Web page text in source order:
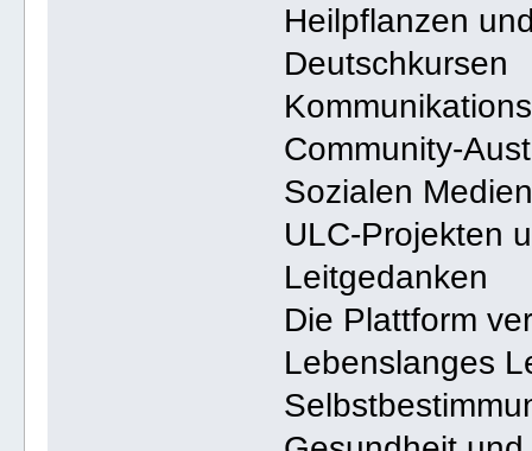
Heilpflanzen
Deutschkursen
Community-
Sozialen
ULC-Projekten
Leitgedanken
Die Plattform
Lebenslanges